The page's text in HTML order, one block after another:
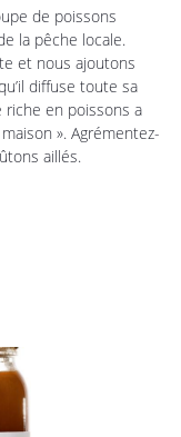
commerciales à
à tout moment en
de poissons
la pêche locale.
et nous ajoutons
diffuse toute sa
riche en poissons a
». Agrémentez-
aillés.